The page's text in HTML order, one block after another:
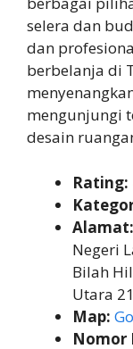
selera dan
dan
berbelanja di
mengunjungi
desain
Rating:
Alamat:
Negeri
Bilah
Utara
Map:
Nomor